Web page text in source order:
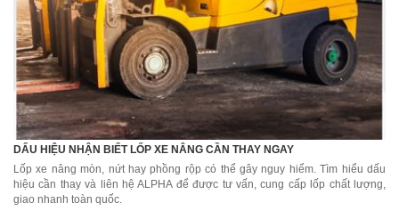
DẤU HIỆU NHẬN BIẾT LỐP XE NÂNG CẦN THAY NGAY
Lốp xe nâng mòn, nứt hay phồng rộp có thể gây nguy hiểm. Tìm hiểu dấu
hiệu cần thay và liên hệ ALPHA để được tư vấn, cung cấp lốp chất lượng,
giao nhanh toàn quốc.